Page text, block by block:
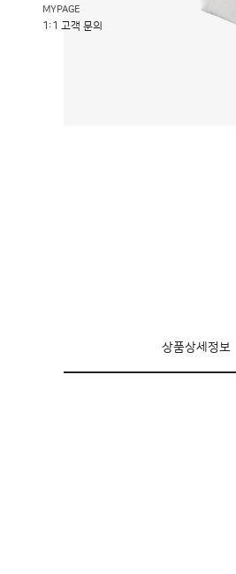
MYPAGE
1:1 고객 문의
상품상세정보